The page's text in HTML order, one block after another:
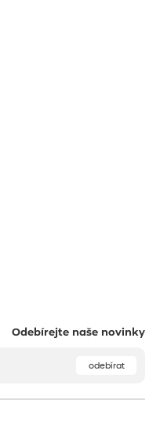
Odebírejte naše novinky
odebírat